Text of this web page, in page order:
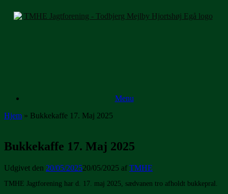
Menu
Hjem » Bukkekaffe 17. Maj 2025
Bukkekaffe 17. Maj 2025
Udgivet den 20/05/202520/05/2025 af TMHE
TMHE Jagtforening har d. 17. maj 2025, sædvanen tro afholdt bukkepral.